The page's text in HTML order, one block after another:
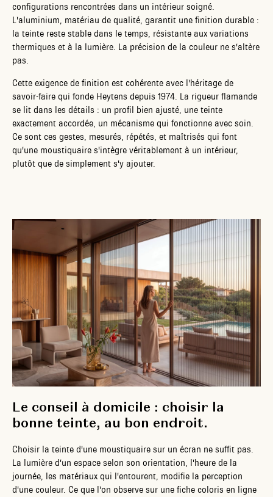
configurations rencontrées dans un intérieur soigné.
L'aluminium, matériau de qualité, garantit une finition durable :
la teinte reste stable dans le temps, résistante aux variations
thermiques et à la lumière. La précision de la couleur ne s'altère
pas.
Cette exigence de finition est cohérente avec l'héritage de
savoir-faire qui fonde Heytens depuis 1974. La rigueur flamande
se lit dans les détails : un profil bien ajusté, une teinte
exactement accordée, un mécanisme qui fonctionne avec soin.
Ce sont ces gestes, mesurés, répétés, et maîtrisés qui font
qu'une moustiquaire s'intègre véritablement à un intérieur,
plutôt que de simplement s'y ajouter.
Le conseil à domicile : choisir la
bonne teinte, au bon endroit.
Choisir la teinte d'une moustiquaire sur un écran ne suffit pas.
La lumière d'un espace selon son orientation, l'heure de la
journée, les matériaux qui l'entourent, modifie la perception
d'une couleur. Ce que l'on observe sur une fiche coloris en ligne